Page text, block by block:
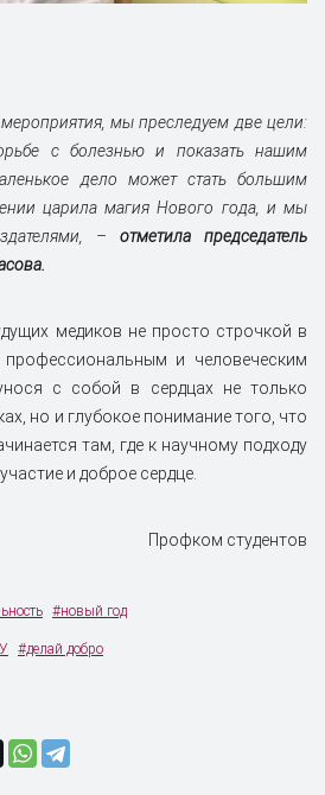
мероприятия, мы преследуем две цели:
с болезнью и показать нашим
дело может стать большим
царила магия Нового года, и мы
–
отметила председатель
медиков не просто строчкой в
и человеческим
с собой в сердцах не только
но и глубокое понимание того, что
там, где к научному подходу
и доброе сердце.
Профком студентов
#новый год
#делай добро